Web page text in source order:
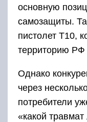
основную
самозащиты.
пистолет Т10,
территорию
Однако
через
потребители
«какой